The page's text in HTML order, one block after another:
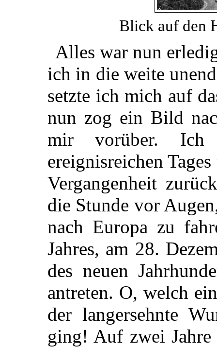
Blick auf den
Alles war nun
ich in die weite
setzte ich mich auf
nun zog ein Bild
mir vorüber. Ich
ereignisreichen
Vergangenheit
die Stunde vor
nach Europa zu
Jahres, am 28.
des neuen
antreten. O, welch
der langersehnte
ging! Auf zwei